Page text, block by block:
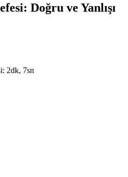
Doğru ve Yanlışı
2dk, 7sn